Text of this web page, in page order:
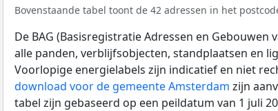
Bovenstaande tabel toont de 42 adressen in het
De BAG (Basisregistratie Adressen en
alle panden, verblijfsobjecten, standplaatsen en
Voorlopige energielabels zijn indicatief en niet
download voor de gemeente Amsterdam zijn
tabel zijn gebaseerd op een peildatum van 1 juli